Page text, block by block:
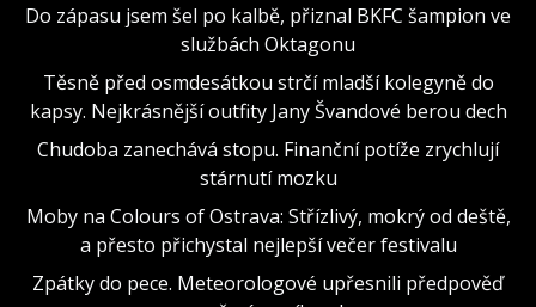
Do zápasu jsem šel po kalbě, přiznal BKFC šampion ve
službách Oktagonu
Těsně před osmdesátkou strčí mladší kolegyně do
kapsy. Nejkrásnější outfity Jany Švandové berou dech
Chudoba zanechává stopu. Finanční potíže zrychlují
stárnutí mozku
Moby na Colours of Ostrava: Střízlivý, mokrý od deště,
a přesto přichystal nejlepší večer festivalu
Zpátky do pece. Meteorologové upřesnili předpověď